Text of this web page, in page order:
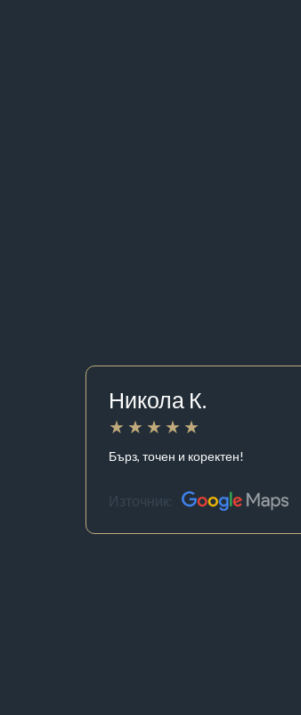
Никола К.
Бърз, точен и коректен!
Източник: